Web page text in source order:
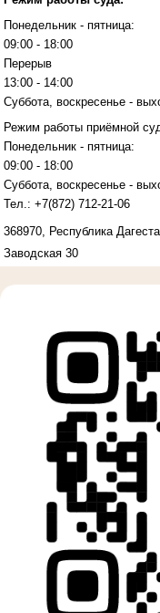
Понедельник - пятница:
09:00 - 18:00
Перерыв
13:00 - 14:00
Суббота, воскресенье -
Режим работы приёмной
Понедельник - пятница:
09:00 - 18:00
Суббота, воскресенье -
Тел.: +7(872)712-21-06
368970, Республика
Заводская 30